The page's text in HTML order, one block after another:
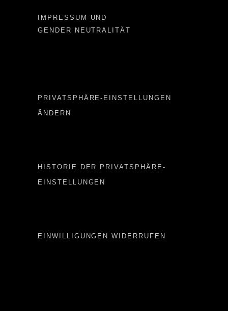
IMPRESSUM UND
GENDER NEUTRALITÄT
PRIVATSPHÄRE-EINSTELLUNGEN
ÄNDERN
HISTORIE DER PRIVATSPHÄRE-
EINSTELLUNGEN
EINWILLIGUNGEN WIDERRUFEN